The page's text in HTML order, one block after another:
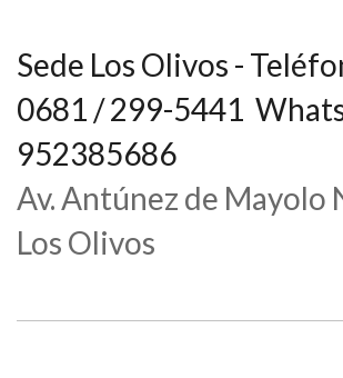
Sede Los Olivos -
0681 / 299-5441
952385686
Av. Antúnez de Mayolo
Los Olivos